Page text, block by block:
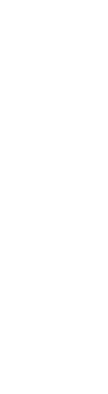
– 16:00 Uhr
geöffnet)
– 16:00 Uhr